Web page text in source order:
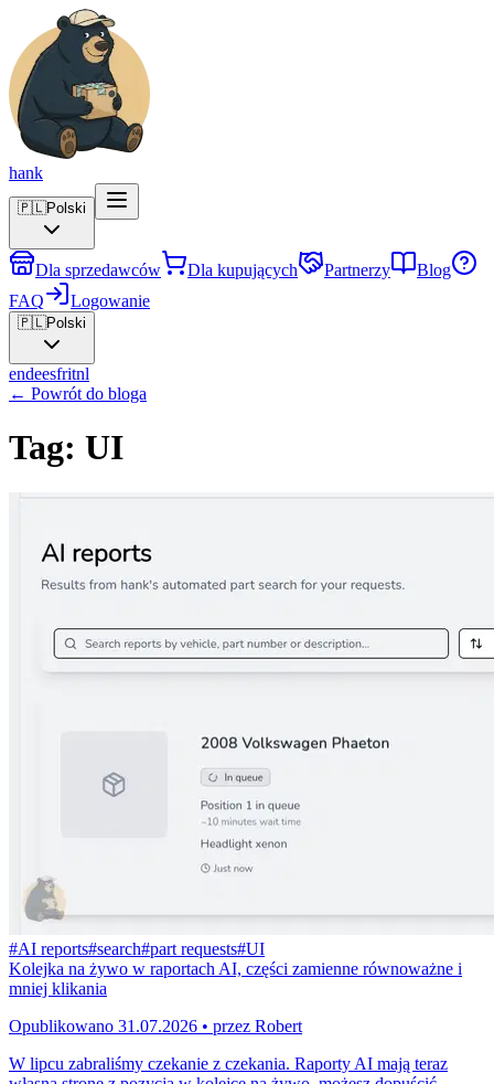
hank
🇵🇱Polski
Dla sprzedawców Dla kupujących Partnerzy
Blog
FAQ
Logowanie
🇵🇱Polski
endeesfritnl
← Powrót do bloga
Tag: UI
#AI reports#search#part requests#UI
Kolejka na żywo w raportach AI, części zamienne równoważne i
mniej klikania
Opublikowano 31.07.2026 • przez Robert
W lipcu zabraliśmy czekanie z czekania. Raporty AI mają teraz